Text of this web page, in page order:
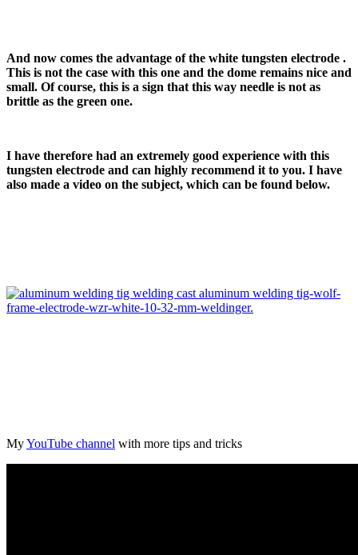
And now comes the advantage of the white tungsten electrode .
This is not the case with this one and the dome remains nice and
small. Of course, this is a sign that this way needle is not as
brittle as the green one.
I have therefore had an extremely good experience with this
tungsten electrode and can highly recommend it to you. I have
also made a video on the subject, which can be found below.
MyYouTube channel with more tips and tricks